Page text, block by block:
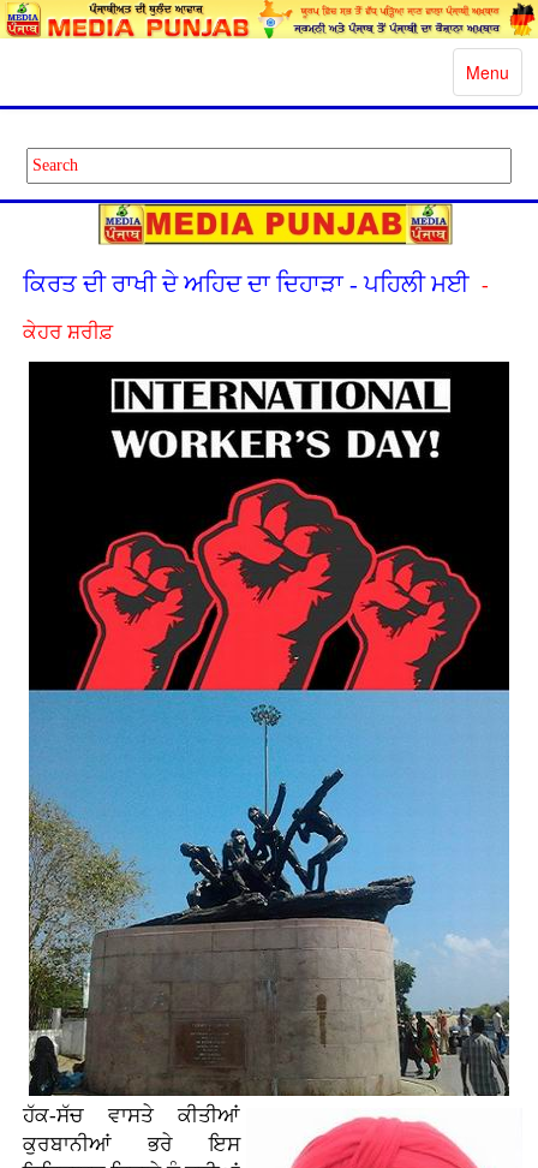
Toggle
Menu
ਕਿਰਤ ਦੀ ਰਾਖੀ ਦੇ ਅਹਿਦ ਦਾ ਦਿਹਾੜਾ - ਪਹਿਲੀ ਮਈ -
ਕੇਹਰ ਸ਼ਰੀਫ਼
ਹੱਕ-ਸੱਚ ਵਾਸਤੇ ਕੀਤੀਆਂ
ਕੁਰਬਾਨੀਆਂ ਭਰੇ ਇਸ